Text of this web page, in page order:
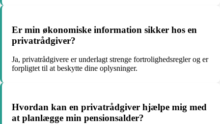
Er min økonomiske information sikker hos en
privatrådgiver?
Ja, privatrådgivere er underlagt strenge fortrolighedsregler og er
forpligtet til at beskytte dine oplysninger.
Hvordan kan en privatrådgiver hjælpe mig med
at planlægge min pensionsalder?